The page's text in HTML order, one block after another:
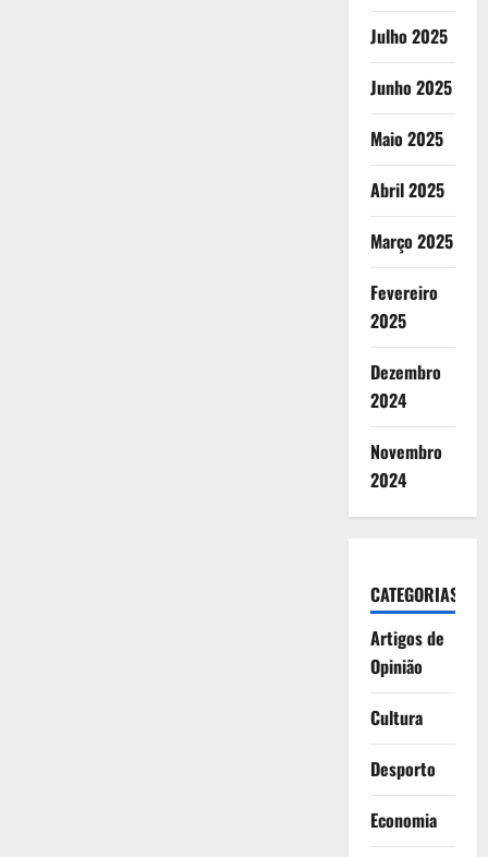
Julho 2025
Junho 2025
Maio 2025
Abril 2025
Março 2025
Fevereiro
2025
Dezembro
2024
Novembro
2024
CATEGORIAS
Artigos de
Opinião
Cultura
Desporto
Economia